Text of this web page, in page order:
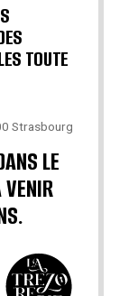
TOUTE
Strasbourg
LE